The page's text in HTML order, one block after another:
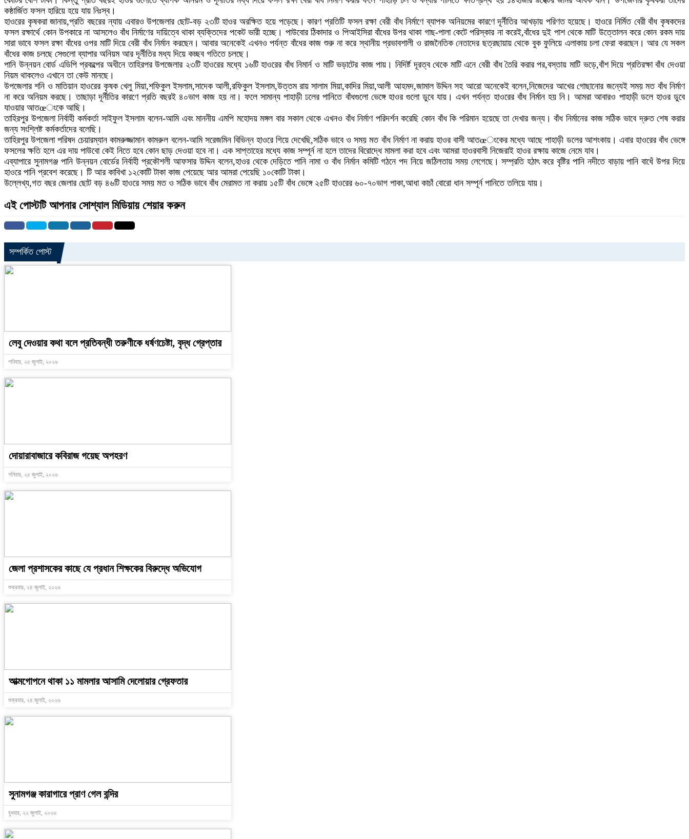
কষ্ঠার্জিত ফসল হারিয়ে হয়ে যায় নিঃস্ব।
হাওরের কৃষকরা জানায়,প্রতি বছরের ন্যায় এবারও উপজেলার ছোট-বড় ২৩টি হাওর অরক্ষিত হয়ে পড়েছে। কারণ প্রতিটি ফসল রক্ষা বেরী বাঁধ নির্মাণে ব্যাপক অনিয়মের কারণে দূর্নীতির আখড়ায় পরিণত হয়েছে। হাওরে নির্মিত বেরী বাঁধ কৃষকদের
ফসল রক্ষার্থে কোন উপকারে না আসলেও বাঁধ নির্মাণের দায়িত্বে থাকা ব্যক্তিদের পকেট ভারী হচ্ছে। পাউবোর ঠিকাদার ও পিআইসিরা বাঁধের উপর থাকা গাছ-পালা কেটে পরিস্কার না করেই,বাঁধের দুই পাশ থেকে মাটি উত্তোলন করে কোন রকম দায়
সারা ভাবে ফসল রক্ষা বাঁধের ওপর মাটি দিয়ে বেরী বাঁধ নির্মান করছেন। আবার অনেকেই এখনও পর্যন্ত বাঁধের কাজ শুরু না করে স্থানীয় প্রভাবশালী ও রাজনৈতিক নেতাদের ছত্রছায়ায় থেকে বুক ফুলিয়ে এলাকায় চলা ফেরা করছেন। আর যে সকল
বাঁধের কাজ চলছে সেগুলো ব্যাপার অনিয়ম আর দূর্নীতির মধ্য দিয়ে কচ্ছব গতিতে চলছে।
পানি উন্নয়ন বোর্ড এডিপি প্রকল্পের অধীনে তাহিরপর উপজেলার ২৩টি হাওরের মধ্যে ১৬টি হাওরের বাঁধ নিমার্ন ও মাটি ভড়াটের কাজ পায়। নিদির্ষ্ট দূরত্ব থেকে মাটি এনে বেরী বাঁধ তৈরি করার পর,বস্তায় মাটি ভড়ে,বাঁশ দিয়ে প্রতিরক্ষা বাঁধ দেওয়া
নিয়ম থাকলেও এখানে তা কেউ মানছে।
উপজেলার শনি ও মাতিয়ান হাওরের কৃষক খেলু মিয়া,শফিকুল ইসলাম,সাদেক আলী,রফিকুল ইসলাম,উত্তম রায় সালাম মিয়া,কাদির মিয়া,আলী আহমদ,জামাল উদ্দিন সহ আরো অনেকেই বলেন,নিজেদের আখের গোছানোর জন্যেই সময় মত বাঁধ নির্মাণ
না করে অনিয়ম করছে। তাছাড়া দূর্নীতির কারণে প্রতি বছরই ৪০ভাগ কাজ হয় না। ফলে সামান্য পাহাড়ী ঢলের পানিতে বাঁধগুলো ভেঙ্গে হাওর গুলো ডুবে যায়। এখন পর্যন্ত হাওরের বাঁধ নির্মান হয় নি। আমরা আবারও পাহাড়ী ডলে হাওর ডুবে
যাওয়ার আতœংকে আছি।
তাহিরপুর উপজেলা নির্বাহী কর্মকর্তা সাইফুল ইসলাম বলেন-আমি এবং মাননীয় এমপি মহোদয় মঙ্গল বার সকাল থেকে এখনও বাঁধ নির্মাণ পরিদর্শন করেছি কোন বাঁধ কি পরিমান হয়েছে তা দেখার জন্য। বাঁধ নির্মানের কাজ সঠিক ভাবে দ্রুত শেষ করার
জন্য সংশ্লিষ্ট কর্মকর্তাদের বলেছি।
তাহিরপুর উপজেলা পরিষদ চেয়ারম্যান কামরুজ্জামান কামরুল বলেন-আমি সরেজমিন বিভিন্ন হাওরে গিয়ে দেখেছি,সঠিক ভাবে ও সময় মত বাঁধ নির্মাণ না করায় হাওর বাসী আতœংকের মধ্যে আছে পাহাড়ী ডলের আশংকায়। এবার হাওরের বাঁধ ভেঙ্গে
ফসলের ক্ষতি হলে এর দায় পাউবো কেই নিতে হবে কোন ছাড় দেওয়া হবে না। এক সাপ্তাহের মধ্যে কাজ সম্পূর্ন না হলে তাদের বিরোদ্ধে মামলা করা হবে এবং আমরা হাওরবাসী নিজেরাই হাওর রক্ষায় কাজে নেমে যাব।
এব্যাপারে সুনামগঞ্জ পানি উন্নয়ন বোর্ডের নির্বাহী প্রকৌশলী আফসার উদ্দিন বলেন,হাওর থেকে দেড়িতে পানি নামা ও বাঁধ নির্মান কমিটি গঠনে পদ নিয়ে জঠিলতায় সময় লেগেছে। সম্প্রতি হঠাৎ করে বৃষ্টির পানি নদীতে বাড়ায় পানি বাধেঁ উপর দিয়ে
হাওরে পানি প্রবেশ করেছে। টি আর কাবিখা ১২কোটি টাকা কাজ পেয়েছে আর আমরা পেয়েছি ১০কোটি টাকা।
উল্লেখ্য,গত বছর জেলার ছোট বড় ৪৬টি হাওরে সময় মত ও সঠিক ভাবে বাঁধ মেরামত না করায় ১৫টি বাঁধ ভেঙ্গে ২৫টি হাওরের ৬০-৭০ভাগ পাকা,আধা কাচাঁ বোরো ধান সম্পূর্ন পানিতে তলিয়ে যায়।
এই পোস্টটি আপনার সোশ্যাল মিডিয়ায় শেয়ার করুন
সম্পর্কিত পোস্ট
লেবু দেওয়ার কথা বলে প্রতিবন্ধী তরুণীকে ধর্ষণচেষ্টা, বৃদ্ধ গ্রেপ্তার
শনিবার, ২৫ জুলাই, ২০২৬
দোয়ারাবাজারে কবিরাজ গয়েছ অপহরণ
শনিবার, ২৫ জুলাই, ২০২৬
জেলা প্রশাসকের কাছে যে প্রধান শিক্ষকের বিরুদ্ধে অভিযোগ
শুক্রবার, ২৪ জুলাই, ২০২৬
আত্মগোপনে থাকা ১১ মামলার আসামি দেলোয়ার গ্রেফতার
শুক্রবার, ২৪ জুলাই, ২০২৬
সুনামগঞ্জ কারাগারে প্রাণ গেল বন্দির
বুধবার, ২২ জুলাই, ২০২৬